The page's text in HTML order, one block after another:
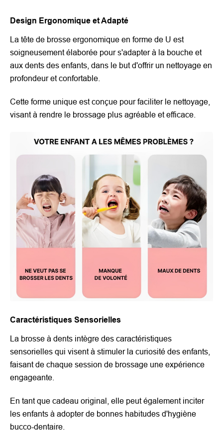
Design Ergonomique et Adapté
La tête de brosse ergonomique en forme de U est
soigneusement élaborée pour s'adapter à la bouche et
aux dents des enfants, dans le but d'offrir un nettoyage en
profondeur et confortable.
Cette forme unique est conçue pour faciliter le nettoyage,
visant à rendre le brossage plus agréable et efficace.
Caractéristiques Sensorielles
La brosse à dents intègre des caractéristiques
sensorielles qui visent à stimuler la curiosité des enfants,
faisant de chaque session de brossage une expérience
engageante.
En tant que cadeau original, elle peut également inciter
les enfants à adopter de bonnes habitudes d'hygiène
bucco-dentaire.